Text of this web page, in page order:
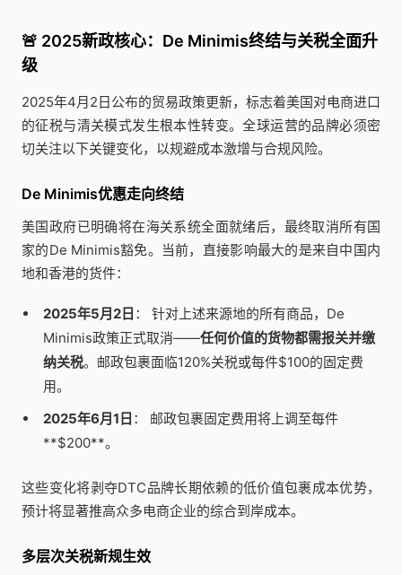
🚨 2025新政核心：De Minimis终结与关税全面升
级
2025年4月2日公布的贸易政策更新，标志着美国对电商进口
的征税与清关模式发生根本性转变。全球运营的品牌必须密
切关注以下关键变化，以规避成本激增与合规风险。
De Minimis优惠走向终结
美国政府已明确将在海关系统全面就绪后，最终取消所有国
家的De Minimis豁免。当前，直接影响最大的是来自中国内
地和香港的货件：
2025年5月2日 ： 针对上述来源地的所有商品，De
Minimis政策正式取消——任何价值的货物都需报关并缴
纳关税。邮政包裹面临120%关税或每件$100的固定费
用。
2025年6月1日 ： 邮政包裹固定费用将上调至每件
**$200**。
这些变化将剥夺DTC品牌长期依赖的低价值包裹成本优势，
预计将显著推高众多电商企业的综合到岸成本。
多层次关税新规生效